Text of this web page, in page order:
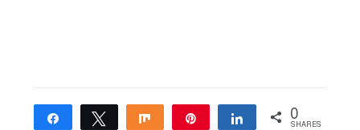
Share Tweet Share Share 0
SHARES